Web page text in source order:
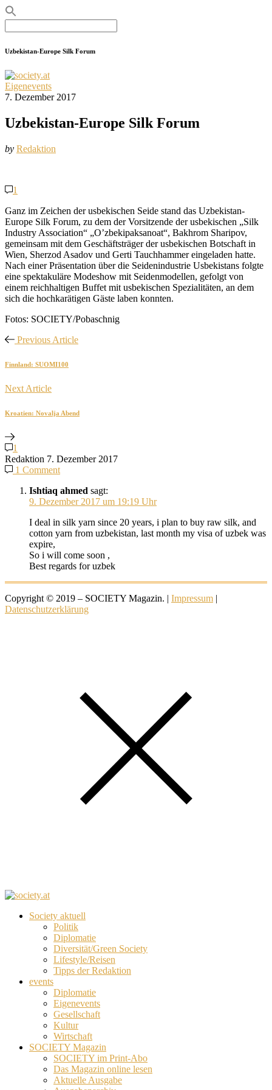
for:
Uzbekistan-Europe Silk Forum
Eigenevents
7. Dezember 2017
Uzbekistan-Europe Silk Forum
by Redaktion
1
Ganz im Zeichen der usbekischen Seide stand das Uzbekistan-
Europe Silk Forum, zu dem der Vorsitzende der usbekischen „Silk
Industry Association“ „O’zbekipaksanoat“, Bakhrom Sharipov,
gemeinsam mit dem Geschäftsträger der usbekischen Botschaft in
Wien, Sherzod Asadov und Gerti Tauchhammer eingeladen hatte.
Nach einer Präsentation über die Seidenindustrie Usbekistans folgte
eine spektakuläre Modeshow mit Seidenmodellen, gefolgt von
einem reichhaltigen Buffet mit usbekischen Spezialitäten, an dem
sich die hochkarätigen Gäste laben konnten.
Fotos: SOCIETY/Pobaschnig
Previous Article
Finnland: SUOMI100
Next Article
Kroatien: Novalja Abend
1
Redaktion 7. Dezember 2017
1 Comment
Ishtiaq ahmed sagt:
9. Dezember 2017 um 19:19 Uhr
I deal in silk yarn since 20 years, i plan to buy raw silk, and
cotton yarn from uzbekistan, last month my visa of uzbek was
expire,
So i will come soon ,
Best regards for uzbek
Copyright © 2019 – SOCIETY Magazin. | Impressum |
Datenschutzerklärung
Society aktuell
Politik
Diplomatie
Diversität/Green Society
Lifestyle/Reisen
Tipps der Redaktion
events
Diplomatie
Eigenevents
Gesellschaft
Kultur
Wirtschaft
SOCIETY Magazin
SOCIETY im Print-Abo
Das Magazin online lesen
Aktuelle Ausgabe